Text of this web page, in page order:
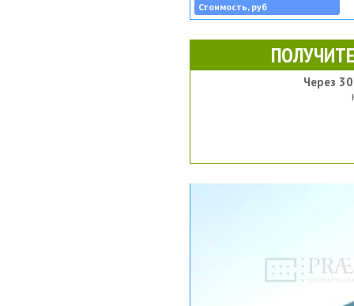
Стоимость, руб
Через